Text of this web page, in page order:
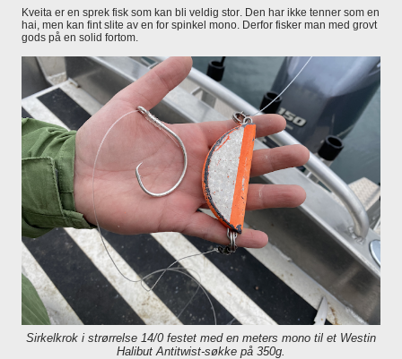
Kveita er en sprek fisk som kan bli veldig stor. Den har ikke tenner som en
hai, men kan fint slite av en for spinkel mono. Derfor fisker man med grovt
gods på en solid fortom.
Sirkelkrok i strørrelse 14/0 festet med en meters mono til et Westin
Halibut Antitwist-søkke på 350g.